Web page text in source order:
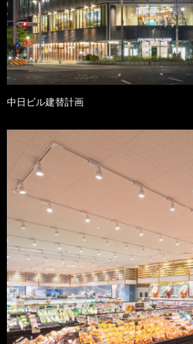
中日ビル建替計画